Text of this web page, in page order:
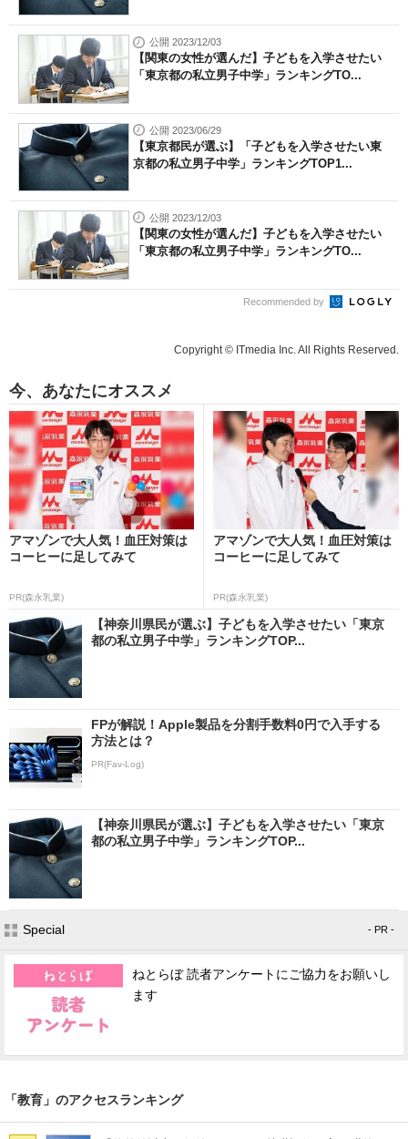
公開 2023/12/03
【関東の女性が選んだ】子どもを入学させたい
「東京都の私立男子中学」ランキングTO...
公開 2023/06/29
【東京都民が選ぶ】「子どもを入学させたい東
京都の私立男子中学」ランキングTOP1...
公開 2023/12/03
【関東の女性が選んだ】子どもを入学させたい
「東京都の私立男子中学」ランキングTO...
Recommended by
Copyright © ITmedia Inc. All Rights Reserved.
今、あなたにオススメ
アマゾンで大人気！血圧対策は
コーヒーに足してみて
PR(森永乳業)
アマゾンで大人気！血圧対策は
コーヒーに足してみて
PR(森永乳業)
【神奈川県民が選ぶ】子どもを入学させたい「東京
都の私立男子中学」ランキングTOP...
FPが解説！Apple製品を分割手数料0円で入手する
方法とは？
PR(Fav-Log)
【神奈川県民が選ぶ】子どもを入学させたい「東京
都の私立男子中学」ランキングTOP...
Special - PR -
ねとらぼ 読者アンケートにご協力をお願いし
ます
「教育」のアクセスランキング